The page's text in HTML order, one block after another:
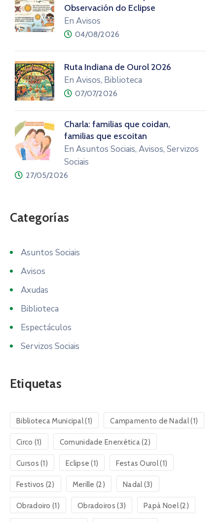
Observación do Eclipse
En Avisos
04/08/2026
Ruta Indiana de Ourol 2026
En Avisos, Biblioteca
07/07/2026
Charla: familias que coidan,
familias que escoitan
En Asuntos Sociais, Avisos, Servizos
Sociais
27/05/2026
Categorías
Asuntos Sociais
Avisos
Axudas
Biblioteca
Espectáculos
Servizos Sociais
Etiquetas
Biblioteca Municipal(1) Campamento de Nadal(1)
Circo (1) Comunidade Enerxética(2)
Cursos (1) Eclipse (1) Festas Ourol(1)
Festivos (2) Merille (2) Nadal(3)
Obradoiro (1) Obradoiros (3) Papá Noel(2)